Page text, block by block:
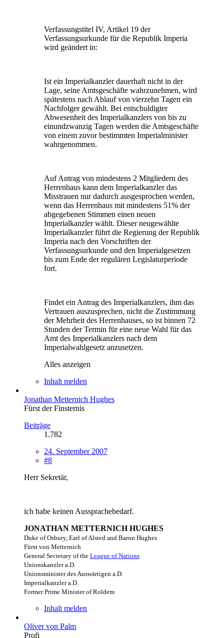
Verfassungstitel IV, Artikel 19 der
Verfassungsurkunde für die Republik Imperia
wird geändert in:
Ist ein Imperialkanzler dauerhaft nicht in der
Lage, seine Amtsgeschäfte wahrzunehmen, wird
spätestens nach Ablauf von vierzehn Tagen ein
Nachfolger gewählt. Bei entschuldigter
Abwesenheit des Imperialkanzlers von bis zu
einundzwanzig Tagen werden die Amtsgeschäfte
von einem zuvor bestimmten Imperialminister
wahrgenommen.
Auf Antrag von mindestens 2 Mitgliedern des
Herrenhaus kann dem Imperialkanzler das
Misstrauen nur dadurch ausgesprochen werden,
wenn das Herrenhaus mit mindestens 51% der
abgegebenen Stimmen einen neuen
Imperialkanzler wählt. Dieser neugewählte
Imperialkanzler führt die Regierung der Republik
Imperia nach den Vorschriften der
Verfassungsurkunde und den Imperialgesetzen
bis zum Ende der regulären Legislaturperiode
fort.
Findet ein Antrag des Imperialkanzlers, ihm das
Vertrauen auszusprechen, nicht die Zustimmung
der Mehrheit des Herrenhauses, so ist binnen 72
Stunden der Termin für eine neue Wahl für das
Amt des Imperialkanzlers nach dem
Imperialwahlgesetz anzusetzen.
Alles anzeigen
Inhalt melden
Jonathan Metternich Hughes
Fürst der Finsternis
Beiträge
1.782
24. September 2007
#8
Herr Sekretär,
ich habe keinen Aussprachebedarf.
JONATHAN METTERNICH HUGHES
Duke of Osbury, Earl of Alsted and Baron Hughes
Fürst von Metternich
General Secretary of the League of Nations
Unionskanzler a.D.
Unionsminister des Auswärtigen a.D.
Imperialkanzler a.D.
Former Prime Minister of Roldem
Inhalt melden
Oliver von Palm
Profi